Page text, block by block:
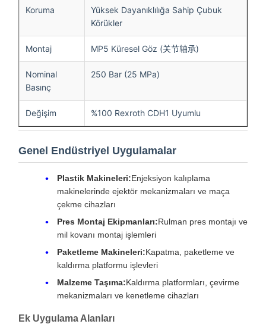
Koruma
Yüksek Dayanıklılığa Sahip Çubuk
Körükler
Montaj MP5 Küresel Göz (关节轴承)
Nominal
Basınç
250 Bar (25 MPa)
Değişim %100 Rexroth CDH1 Uyumlu
Genel Endüstriyel Uygulamalar
Plastik Makineleri:Enjeksiyon kalıplama
makinelerinde ejektör mekanizmaları ve maça
çekme cihazları
Pres Montaj Ekipmanları:Rulman pres montajı ve
mil kovanı montaj işlemleri
Paketleme Makineleri:Kapatma, paketleme ve
kaldırma platformu işlevleri
Malzeme Taşıma:Kaldırma platformları, çevirme
mekanizmaları ve kenetleme cihazları
Ek Uygulama Alanları